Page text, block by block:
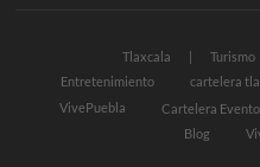
Tlaxcala Turismo
Entretenimiento
cartelera
VivePuebla
Cartelera
Blog